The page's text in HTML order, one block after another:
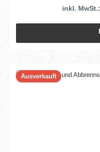
inkl.
Ausverkauft